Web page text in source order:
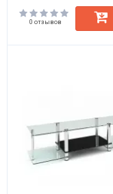
0 отзывов